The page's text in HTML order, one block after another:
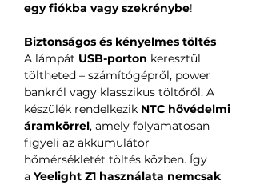
egy fiókba vagy szekrénybe!
Biztonságos és kényelmes töltés
A lámpát USB-porton keresztül
töltheted – számítógépről, power
bankról vagy klasszikus töltőről. A
készülék rendelkezik NTC hővédelmi
áramkörrel, amely folyamatosan
figyeli az akkumulátor
hőmérsékletét töltés közben. Így
a Yeelight Z1 használata nemcsak